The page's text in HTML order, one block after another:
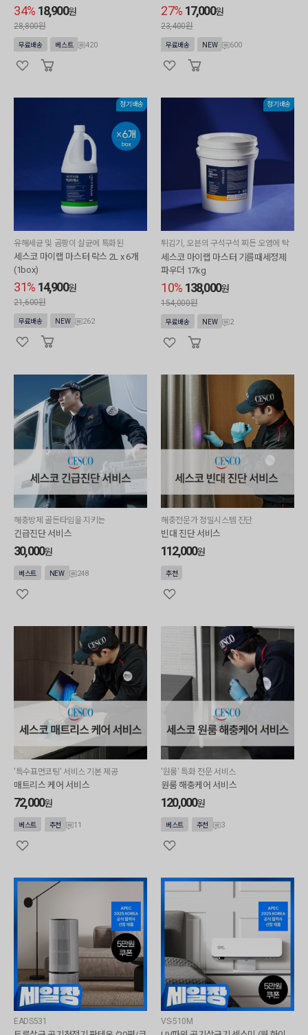
34% 18,900원
28,800원
무료배송 베스트 420
27% 17,000원
23,400원
무료배송 NEW 600
정기배송
유해세균 및 곰팡이 살균에 특화된
세스코 마이랩 마스터 락스 2L x 6개
(1box)
31% 14,900원
21,600원
무료배송 NEW 262
정기배송
튀김기, 오븐의 구석구석 찌든 오염에 탁
월한
세스코 마이랩 마스터 기름때세정제
파우더 17kg
10% 138,000원
154,000원
무료배송 NEW 2
해충방제 골든타임을 지키는
긴급진단 서비스
30,000원
베스트 NEW 248
해충전문가 정밀시스템 진단
빈대 진단 서비스
112,000원
추천
'특수표면코팅' 서비스 기본 제공
매트리스 케어 서비스
72,000원
베스트 추천 11
'원룸' 특화 전문 서비스
원룸 해충케어 서비스
120,000원
베스트 추천 3
EADS531 VS-510M